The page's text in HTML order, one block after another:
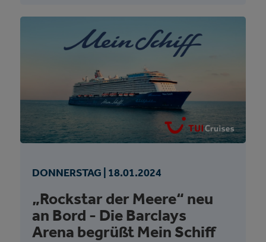
DONNERSTAG | 18.01.2024
„Rockstar der Meere“ neu
an Bord - Die Barclays
Arena begrüßt Mein Schiff